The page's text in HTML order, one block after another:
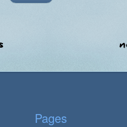
Pages